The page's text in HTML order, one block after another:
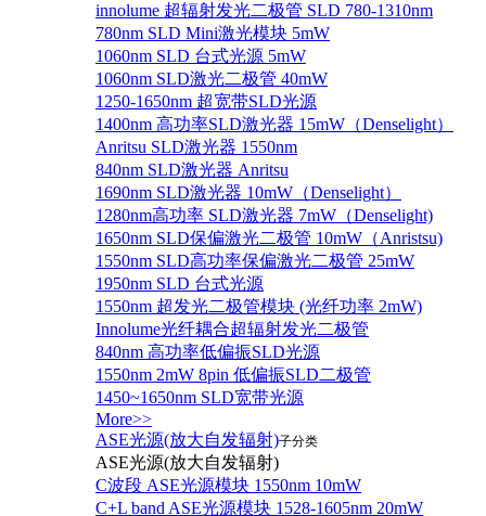
innolume 超辐射发光二极管 SLD 780-1310nm
780nm SLD Mini激光模块 5mW
1060nm SLD 台式光源 5mW
1060nm SLD激光二极管 40mW
1250-1650nm 超宽带SLD光源
1400nm 高功率SLD激光器 15mW（Denselight）
Anritsu SLD激光器 1550nm
840nm SLD激光器 Anritsu
1690nm SLD激光器 10mW（Denselight）
1280nm高功率 SLD激光器 7mW（Denselight)
1650nm SLD保偏激光二极管 10mW（Anristsu)
1550nm SLD高功率保偏激光二极管 25mW
1950nm SLD 台式光源
1550nm 超发光二极管模块 (光纤功率 2mW)
Innolume光纤耦合超辐射发光二极管
840nm 高功率低偏振SLD光源
1550nm 2mW 8pin 低偏振SLD二极管
1450~1650nm SLD宽带光源
More>>
ASE光源(放大自发辐射)子分类
ASE光源(放大自发辐射)
C波段 ASE光源模块 1550nm 10mW
C+L band ASE光源模块 1528-1605nm 20mW